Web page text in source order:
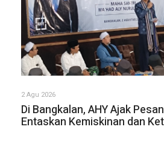
2 Agu 2026
Di Bangkalan, AHY Ajak
Entaskan Kemiskinan dan